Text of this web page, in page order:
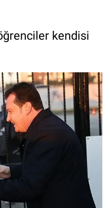
kendisi